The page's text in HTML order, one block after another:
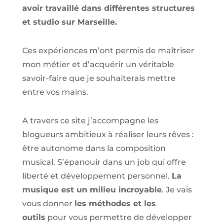
avoir travaillé dans différentes structures
et studio sur Marseille.
Ces expériences m’ont permis de maîtriser
mon métier et d’acquérir un véritable
savoir-faire que je souhaiterais mettre
entre vos mains.
A travers ce site j’accompagne les
blogueurs ambitieux à réaliser leurs rêves :
être autonome dans la composition
musical. S’épanouir dans un job qui offre
liberté et développement personnel. La
musique est un milieu incroyable. Je vais
vous donner les méthodes et les
outils pour vous permettre de développer